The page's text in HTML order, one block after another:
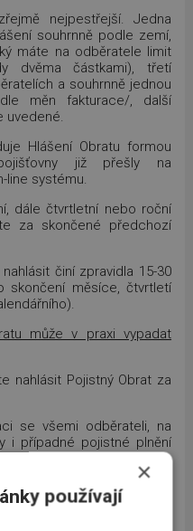
nejpestřejší. Jedna
souhrnně podle zemí,
máte na odběratele limit
dvěma částkami), třetí
a souhrnně jednou
měn fakturace/, další
uvedené.
Hlášení Obratu formou
již přešly na
line systému.
dále čtvrtletní nebo roční
za skončené předchozí
činí zpravidla 15-30
měsíce, čtvrtletí
může v praxi vypadat
nahlásit Pojistný Obrat za
se všemi odběrateli, na
i případné pojistné plnění
odběrateli jednou částkou
republice, 18 245 384,-
Rakousku, … . U zahraniční
×
používají